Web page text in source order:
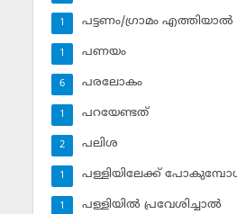
പട്ടണം/ഗ്രാമം എത്തിയാല്‍
1
പണയം
1
പരലോകം
6
പറയേണ്ടത്
1
പലിശ
2
പള്ളിയിലേക്ക്
1
പള്ളിയില്‍ പ്രവേശിച്ചാല്‍
1